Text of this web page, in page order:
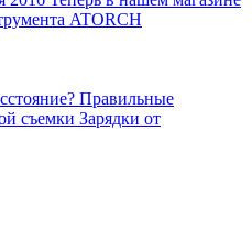
ATORCH
Правильные
съемки Зарядки от